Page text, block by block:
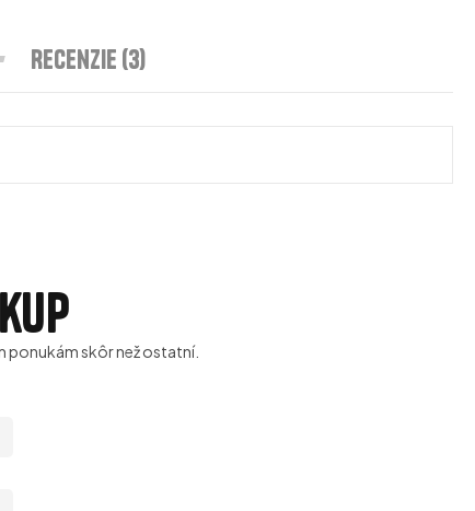
Recenzie (3)
ponukám skôr než ostatní.